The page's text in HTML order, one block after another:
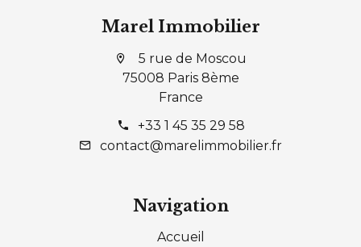
Marel Immobilier
5 rue de Moscou
75008 Paris 8ème
France
+33 1 45 35 29 58
contact@marelimmobilier.fr
Navigation
Accueil